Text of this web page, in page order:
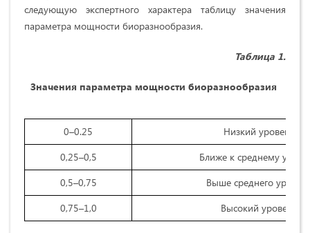
следующую экспертного характера таблицу значения
параметра мощности биоразнообразия.
Таблица 1.
Значения параметра мощности биоразнообразия
0–0.25
Низкий уровень
0,25–0,5
Ближе к среднему
0,5–0,75
Выше среднего
0,75–1,0
Высокий уровень